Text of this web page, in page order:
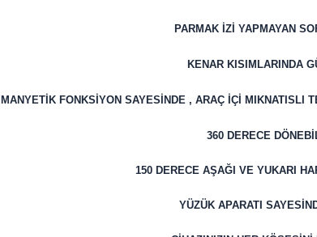
PARMAK İZİ YAPMAYAN
KENAR KISIMLARINDA
MANYETİK FONKSİYON SAYESİNDE , ARAÇ İÇİ MIKNATISLI
360 DERECE
150 DERECE AŞAĞI VE YUKARI
YÜZÜK APARATI